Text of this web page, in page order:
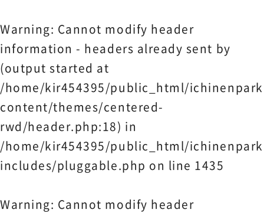
Warning: Cannot modify header
information - headers already sent by
(output started at
/home/kir454395/public_html/
content/themes/centered-
rwd/header.php:18) in
/home/kir454395/public_html/
includes/pluggable.php on line 1435
Warning: Cannot modify header